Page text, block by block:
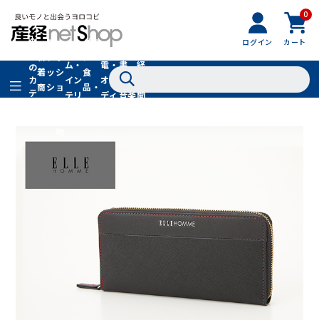
ログイン
0
カート
全
の
カ
テ
着
商
品
フ
ッ
シ
ョ
フ
ァ
シ
ョ
ン
ム・
イン
テリ
グル
食
品・
ドリ
家
電・
オー
ディ
書
籍・
音楽
経
聞